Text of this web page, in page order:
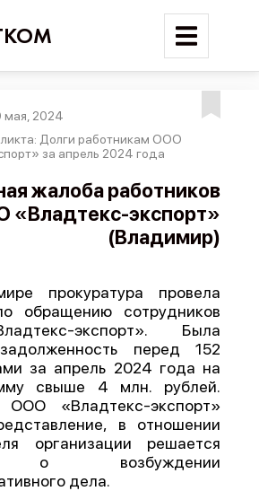
Войти
Поиск
Новости
Отчеты
публикацию
Справочник
API
О проекте
конфиденциальности
мая, 2024
Долги работникам ООО
за апрель 2024 года
жалоба работников
«Владтекс-экспорт»
(Владимир)
прокуратура провела
обращению сотрудников
экспорт». Была
перед 152
за апрель 2024 года на
свыше 4 млн. рублей.
ООО «Владтекс-экспорт»
в отношении
организации решается
о возбуждении
дела.